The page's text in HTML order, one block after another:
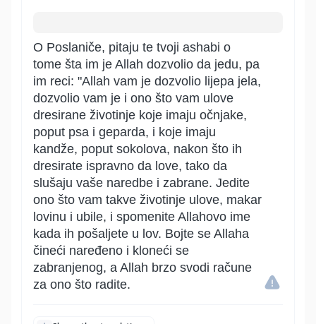
O Poslaniče, pitaju te tvoji ashabi o
tome šta im je Allah dozvolio da jedu, pa
im reci: "Allah vam je dozvolio lijepa jela,
dozvolio vam je i ono što vam ulove
dresirane životinje koje imaju očnjake,
poput psa i geparda, i koje imaju
kandže, poput sokolova, nakon što ih
dresirate ispravno da love, tako da
slušaju vaše naredbe i zabrane. Jedite
ono što vam takve životinje ulove, makar
lovinu i ubile, i spomenite Allahovo ime
kada ih pošaljete u lov. Bojte se Allaha
čineći naređeno i kloneći se
zabranjenog, a Allah brzo svodi račune
za ono što radite.